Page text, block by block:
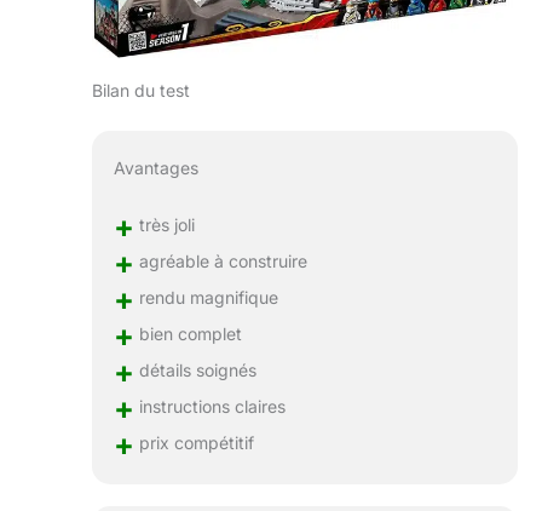
Bilan du test
Avantages
+ très joli
+ agréable à construire
+ rendu magnifique
+ bien complet
+ détails soignés
+ instructions claires
+ prix compétitif